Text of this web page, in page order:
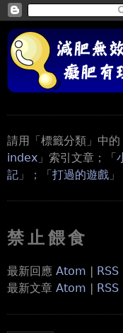
請用「標籤分類」中的
index 」索引文章；「
記 」；「打過的遊戲 」
禁止餵食
最新回應 Atom | RSS
最新文章 Atom | RSS